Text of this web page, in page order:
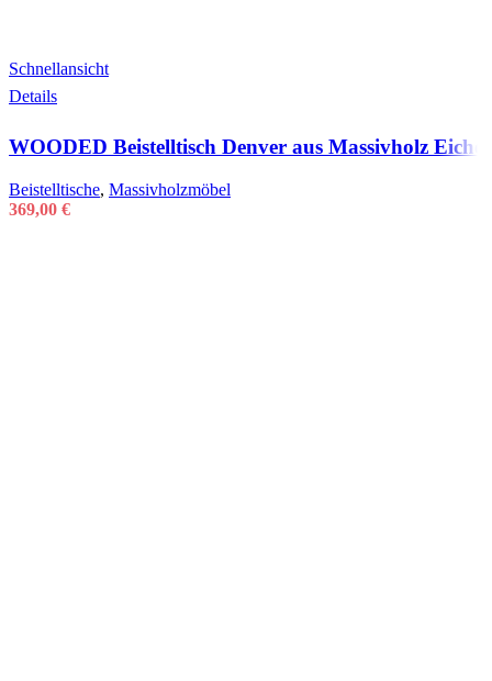
Schnellansicht
Details
WOODED Beistelltisch Denver aus Massivholz Eiche
Beistelltische, Massivholzmöbel
369,00 €